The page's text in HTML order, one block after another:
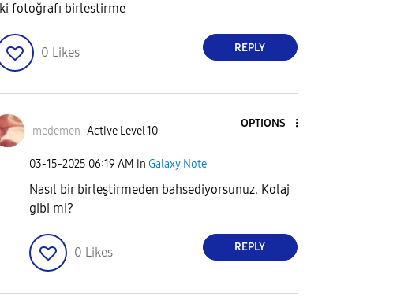
İki fotoğrafı birlestirme
0 Likes REPLY
medemen Active Level 10
OPTIONS
‎03-15-2025 06:19 AM in Galaxy Note
Nasıl bir birleştirmeden bahsediyorsunuz. Kolaj
gibi mi?
0 Likes REPLY